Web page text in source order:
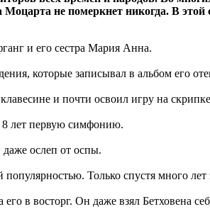
не померкнет никогда. В
и его сестра Мария Анна.
которые записывал в альбом его
и почти освоил игру на
8 лет первую симфонию.
ослеп от оспы.
Только спустя много
в восторг. Он даже взял Бетховена